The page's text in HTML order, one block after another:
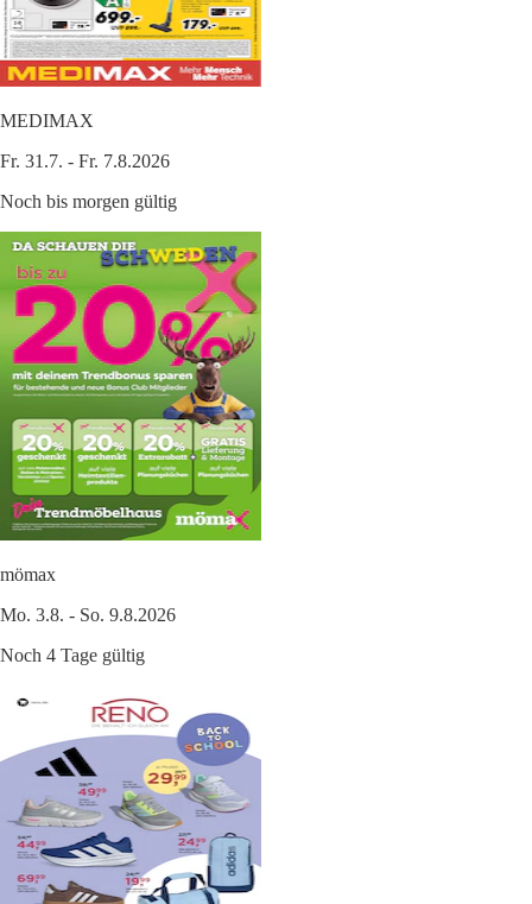
MEDIMAX
Fr. 31.7. - Fr. 7.8.2026
Noch bis morgen gültig
mömax
Mo. 3.8. - So. 9.8.2026
Noch 4 Tage gültig